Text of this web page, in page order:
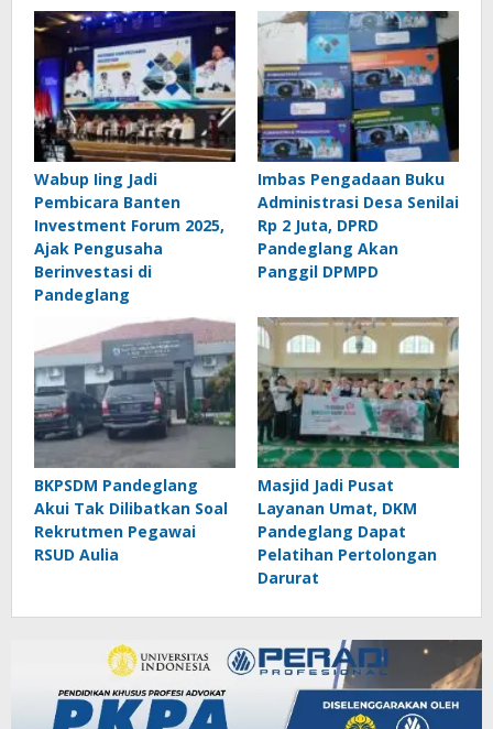
Wabup Iing Jadi
Pembicara Banten
Investment Forum 2025,
Ajak Pengusaha
Berinvestasi di
Pandeglang
Imbas Pengadaan Buku
Administrasi Desa Senilai
Rp 2 Juta, DPRD
Pandeglang Akan
Panggil DPMPD
BKPSDM Pandeglang
Akui Tak Dilibatkan Soal
Rekrutmen Pegawai
RSUD Aulia
Masjid Jadi Pusat
Layanan Umat, DKM
Pandeglang Dapat
Pelatihan Pertolongan
Darurat